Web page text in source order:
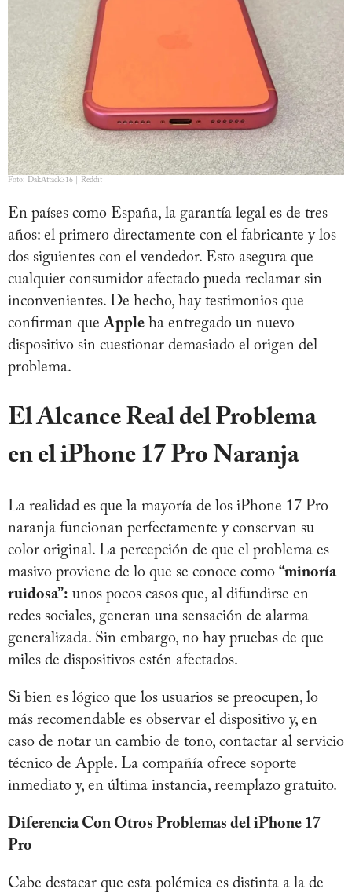
Foto: DakAttack316 | Reddit
En países como España, la garantía legal es de tres
años: el primero directamente con el fabricante y los
dos siguientes con el vendedor. Esto asegura que
cualquier consumidor afectado pueda reclamar sin
inconvenientes. De hecho, hay testimonios que
confirman queApple ha entregado un nuevo
dispositivo sin cuestionar demasiado el origen del
problema.
El Alcance Real del Problema
en el iPhone 17 Pro Naranja
La realidad es que la mayoría de los iPhone 17 Pro
naranja funcionan perfectamente y conservan su
color original. La percepción de que el problema es
masivo proviene de lo que se conoce como “minoría
ruidosa”: unos pocos casos que, al difundirse en
redes sociales, generan una sensación de alarma
generalizada. Sin embargo, no hay pruebas de que
miles de dispositivos estén afectados.
Si bien es lógico que los usuarios se preocupen, lo
más recomendable es observar el dispositivo y, en
caso de notar un cambio de tono, contactar al servicio
técnico de Apple. La compañía ofrece soporte
inmediato y, en última instancia, reemplazo gratuito.
Diferencia Con Otros Problemas del iPhone 17
Pro
Cabe destacar que esta polémica es distinta a la de